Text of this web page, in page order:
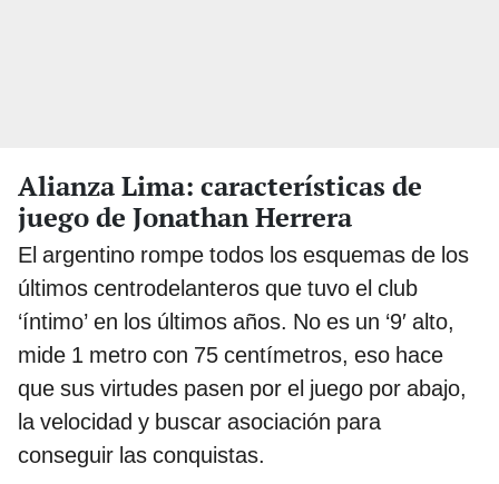
Alianza Lima: características de
juego de Jonathan Herrera
El argentino rompe todos los esquemas de los
últimos centrodelanteros que tuvo el club
‘íntimo’ en los últimos años. No es un ‘9′ alto,
mide 1 metro con 75 centímetros, eso hace
que sus virtudes pasen por el juego por abajo,
la velocidad y buscar asociación para
conseguir las conquistas.